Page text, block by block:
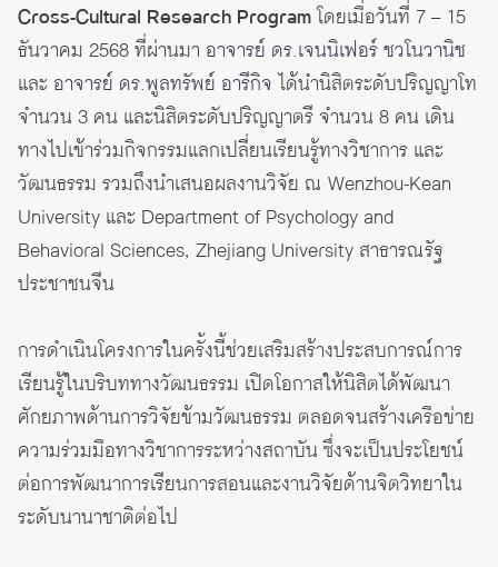
Cross-Cultural Research Programโดยเมื่อวันที่ 7 – 15
ธันวาคม 2568 ที่ผ่านมา อาจารย์ ดร.เจนนิเฟอร์ ชวโนวานิช
และ อาจารย์ ดร.พูลทรัพย์ อารีกิจ ได้นำนิสิตระดับปริญญาโท
จำนวน 3 คน และนิสิตระดับปริญญาตรี จำนวน 8 คน เดิน
ทางไปเข้าร่วมกิจกรรมแลกเปลี่ยนเรียนรู้ทางวิชาการ และ
วัฒนธรรม รวมถึงนำเสนอผลงานวิจัย ณ Wenzhou-Kean
University และ Department of Psychology and
Behavioral Sciences, Zhejiang University สาธารณรัฐ
ประชาชนจีน
การดำเนินโครงการในครั้งนี้ช่วยเสริมสร้างประสบการณ์การ
เรียนรู้ในบริบททางวัฒนธรรม เปิดโอกาสให้นิสิตได้พัฒนา
ศักยภาพด้านการวิจัยข้ามวัฒนธรรม ตลอดจนสร้างเครือข่าย
ความร่วมมือทางวิชาการระหว่างสถาบัน ซึ่งจะเป็นประโยชน์
ต่อการพัฒนาการเรียนการสอนและงานวิจัยด้านจิตวิทยาใน
ระดับนานาชาติต่อไป